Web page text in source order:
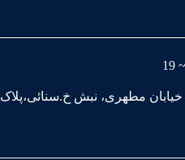
مطهری، نبش خ.سنائی،پلاک368، طبقه1، واحد5